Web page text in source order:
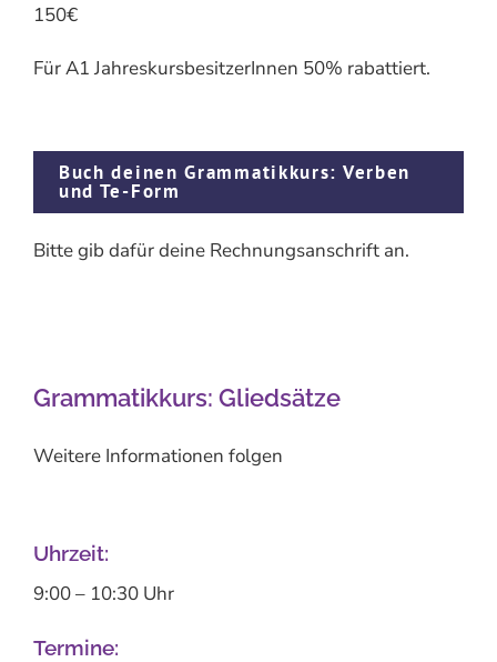
150€
Für A1 JahreskursbesitzerInnen 50% rabattiert.
Buch deinen Grammatikkurs: Verben
und Te-Form
Bitte gib dafür deine Rechnungsanschrift an.
Grammatikkurs: Gliedsätze
Weitere Informationen folgen
Uhrzeit:
9:00 – 10:30 Uhr
Termine: